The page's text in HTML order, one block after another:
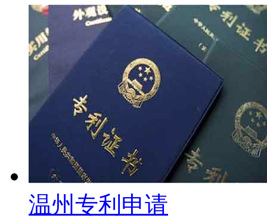
温州专利申请